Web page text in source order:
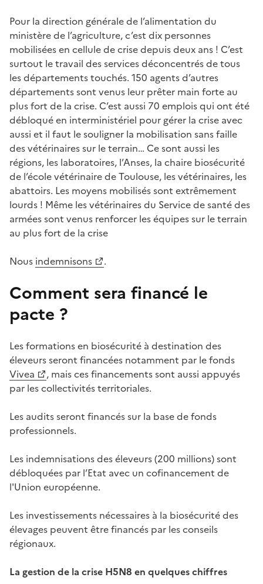
Pour la direction générale de l’alimentation du
ministère de l’agriculture, c’est dix personnes
mobilisées en cellule de crise depuis deux ans ! C’est
surtout le travail des services déconcentrés de tous
les départements touchés. 150 agents d’autres
départements sont venus leur prêter main forte au
plus fort de la crise. C’est aussi 70 emplois qui ont été
débloqué en interministériel pour gérer la crise avec
aussi et il faut le souligner la mobilisation sans faille
des vétérinaires sur le terrain… Ce sont aussi les
régions, les laboratoires, l’Anses, la chaire biosécurité
de l’école vétérinaire de Toulouse, les vétérinaires, les
abattoirs. Les moyens mobilisés sont extrêmement
lourds ! Même les vétérinaires du Service de santé des
armées sont venus renforcer les équipes sur le terrain
au plus fort de la crise
Nous indemnisons .
Comment sera financé le
pacte ?
Les formations en biosécurité à destination des
éleveurs seront financées notamment par le fonds
Vivea
, mais ces financements sont aussi appuyés
par les collectivités territoriales.
Les audits seront financés sur la base de fonds
professionnels.
Les indemnisations des éleveurs (200 millions) sont
débloquées par l’Etat avec un cofinancement de
l'Union européenne.
Les investissements nécessaires à la biosécurité des
élevages peuvent être financés par les conseils
régionaux.
La gestion de la crise H5N8 en quelques chiffres